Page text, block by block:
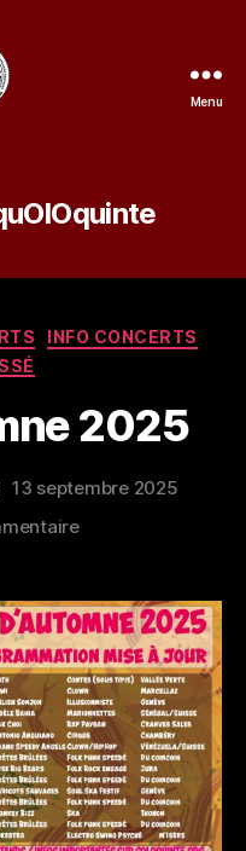
Menu
INFO CONCERTS
2025
13 septembre 2025
sur
2025